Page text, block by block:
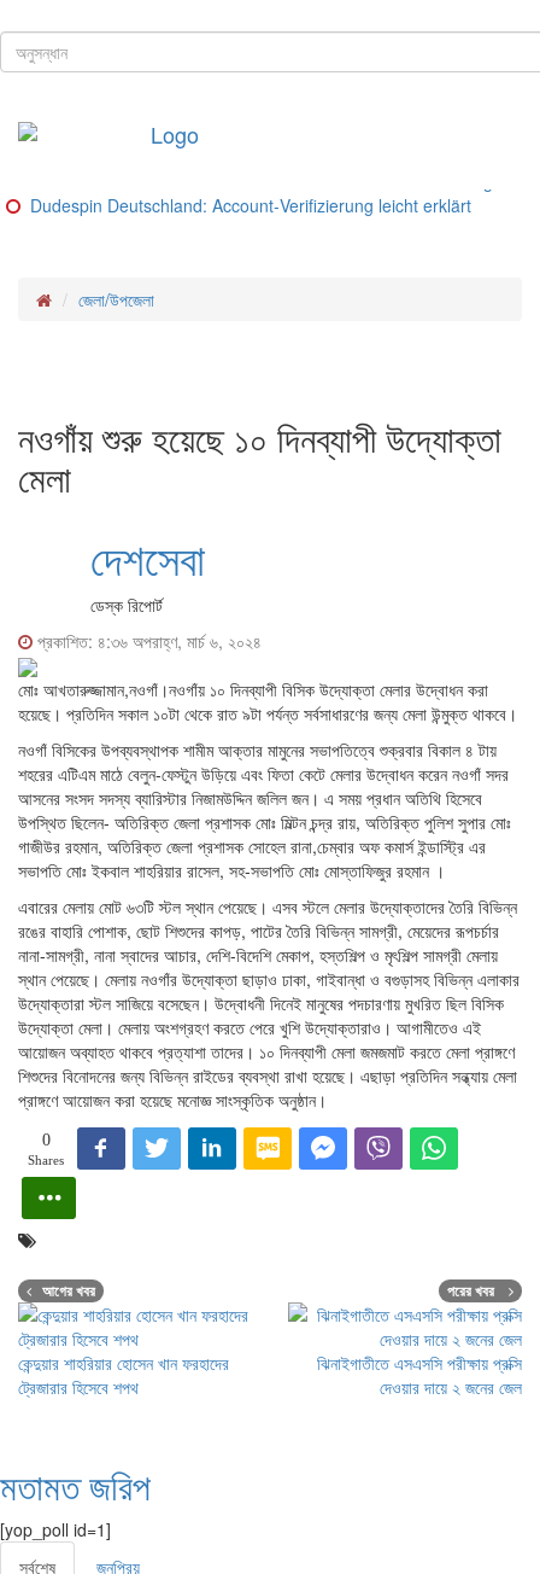
শিরোনাম
Glorion Casino – Schritte und Methoden für deutsche Spieler
Dudespin Deutschland: Account‑Verifizierung leicht erklärt
জেলা/উপজেলা
নওগাঁয় শুরু হয়েছে ১০ দিনব্যাপী উদ্যোক্তা
মেলা
দেশসেবা
ডেস্ক রিপোর্ট
প্রকাশিত: ৪:৩৬ অপরাহ্ণ, মার্চ ৬, ২০২৪
মোঃ আখতারুজ্জামান,নওগাঁ।নওগাঁয় ১০ দিনব্যাপী বিসিক উদ্যোক্তা মেলার উদ্বোধন করা
হয়েছে। প্রতিদিন সকাল ১০টা থেকে রাত ৯টা পর্যন্ত সর্বসাধারণের জন্য মেলা উন্মুক্ত থাকবে।
নওগাঁ বিসিকের উপব্যবস্থাপক শামীম আক্তার মামুনের সভাপতিত্বে শুক্রবার বিকাল ৪ টায়
শহরের এটিএম মাঠে বেলুন-ফেস্টুন উড়িয়ে এবং ফিতা কেটে মেলার উদ্বোধন করেন নওগাঁ সদর
আসনের সংসদ সদস্য ব্যারিস্টার নিজামউদ্দিন জলিল জন। এ সময় প্রধান অতিথি হিসেবে
উপস্থিত ছিলেন- অতিরিক্ত জেলা প্রশাসক মোঃ মিল্টন চন্দ্র রায়, অতিরিক্ত পুলিশ সুপার মোঃ
গাজীউর রহমান, অতিরিক্ত জেলা প্রশাসক সোহেল রানা,চেম্বার অফ কমার্স ইন্ডাস্ট্রি এর
সভাপতি মোঃ ইকবাল শাহরিয়ার রাসেল, সহ-সভাপতি মোঃ মোস্তাফিজুর রহমান ।
এবারের মেলায় মোট ৬৩টি স্টল স্থান পেয়েছে। এসব স্টলে মেলার উদ্যোক্তাদের তৈরি বিভিন্ন
রঙের বাহারি পোশাক, ছোট শিশুদের কাপড়, পাটের তৈরি বিভিন্ন সামগ্রী, মেয়েদের রূপচর্চার
নানা-সামগ্রী, নানা স্বাদের আচার, দেশি-বিদেশি মেকাপ, হস্তশিল্প ও মৃৎশিল্প সামগ্রী মেলায়
স্থান পেয়েছে। মেলায় নওগাঁর উদ্যোক্তা ছাড়াও ঢাকা, গাইবান্ধা ও বগুড়াসহ বিভিন্ন এলাকার
উদ্যোক্তারা স্টল সাজিয়ে বসেছেন। উদ্বোধনী দিনেই মানুষের পদচারণায় মুখরিত ছিল বিসিক
উদ্যোক্তা মেলা। মেলায় অংশগ্রহণ করতে পেরে খুশি উদ্যোক্তারাও। আগামীতেও এই
আয়োজন অব্যাহত থাকবে প্রত্যাশা তাদের। ১০ দিনব্যাপী মেলা জমজমাট করতে মেলা প্রাঙ্গণে
শিশুদের বিনোদনের জন্য বিভিন্ন রাইডের ব্যবস্থা রাখা হয়েছে। এছাড়া প্রতিদিন সন্ধ্যায় মেলা
প্রাঙ্গণে আয়োজন করা হয়েছে মনোজ্ঞ সাংস্কৃতিক অনুষ্ঠান।
0
Shares
আগের খবর
কেন্দুয়ার শাহরিয়ার হোসেন খান ফরহাদের
ট্রেজারার হিসেবে শপথ
পরের খবর
ঝিনাইগাতীতে এসএসসি পরীক্ষায় প্রক্সি
দেওয়ার দায়ে ২ জনের জেল
মতামত জরিপ
[yop_poll id=1]
সর্বশেষ
জনপ্রিয়